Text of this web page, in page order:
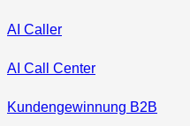
AI Caller
AI Call Center
Kundengewinnung B2B